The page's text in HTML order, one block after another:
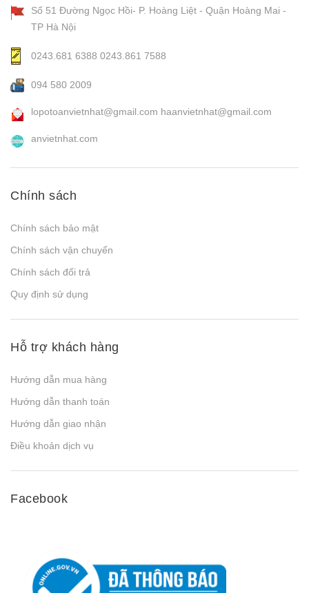
Số 51 Đường Ngọc Hồi- P. Hoàng Liệt - Quận Hoàng Mai -
TP Hà Nội
0243.681 6388 0243.861 7588
094 580 2009
lopotoanvietnhat@gmail.com haanvietnhat@gmail.com
anvietnhat.com
Chính sách
Chính sách bảo mật
Chính sách vận chuyển
Chính sách đổi trả
Quy định sử dụng
Hỗ trợ khách hàng
Hướng dẫn mua hàng
Hướng dẫn thanh toán
Hướng dẫn giao nhận
Điều khoản dịch vụ
Facebook